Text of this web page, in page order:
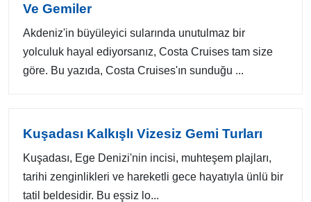
Ve Gemiler
Akdeniz'in büyüleyici sularında unutulmaz bir
yolculuk hayal ediyorsanız, Costa Cruises tam size
göre. Bu yazıda, Costa Cruises'ın sunduğu ...
Kuşadası Kalkışlı Vizesiz Gemi Turları
Kuşadası, Ege Denizi'nin incisi, muhteşem plajları,
tarihi zenginlikleri ve hareketli gece hayatıyla ünlü bir
tatil beldesidir. Bu eşsiz lo...